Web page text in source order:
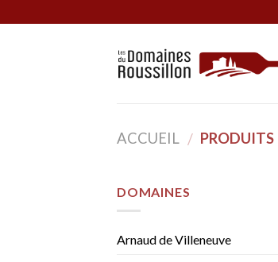
to
ACCUEIL / PRODUITS
DOMAINES
Arnaud de Villeneuve